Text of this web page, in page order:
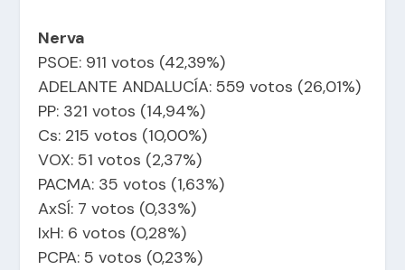
Nerva
PSOE: 911 votos (42,39%)
ADELANTE ANDALUCÍA: 559 votos (26,01%)
PP: 321 votos (14,94%)
Cs: 215 votos (10,00%)
VOX: 51 votos (2,37%)
PACMA: 35 votos (1,63%)
AxSÍ: 7 votos (0,33%)
IxH: 6 votos (0,28%)
PCPA: 5 votos (0,23%)